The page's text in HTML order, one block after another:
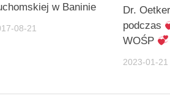
w Baninie
08-21
Dr.
podczas
WOŚP
2023-01-21